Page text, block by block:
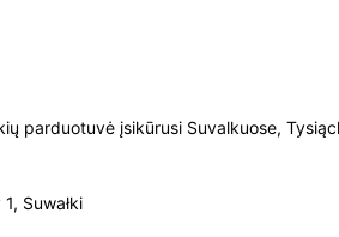
parduotuvė įsikūrusi Suvalkuose,
Suwałki